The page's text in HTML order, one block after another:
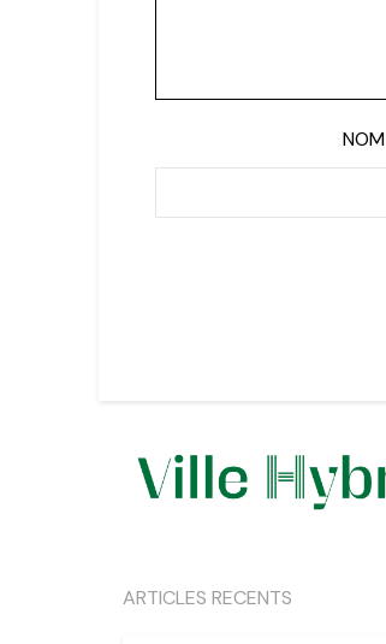
NOM
ARTICLES RECENTS